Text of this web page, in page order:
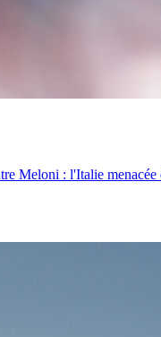
Meloni : l'Italie menacée